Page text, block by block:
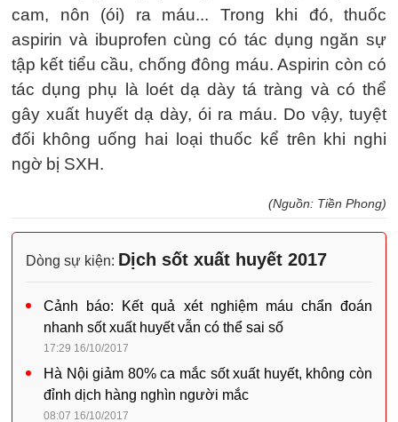
cam, nôn (ói) ra máu... Trong khi đó, thuốc
aspirin và ibuprofen cùng có tác dụng ngăn sự
tập kết tiểu cầu, chống đông máu. Aspirin còn có
tác dụng phụ là loét dạ dày tá tràng và có thể
gây xuất huyết dạ dày, ói ra máu. Do vậy, tuyệt
đối không uống hai loại thuốc kể trên khi nghi
ngờ bị SXH.
(Nguồn: Tiền Phong)
Dòng sự kiện: Dịch sốt xuất huyết 2017
Cảnh báo: Kết quả xét nghiệm máu chẩn đoán
nhanh sốt xuất huyết vẫn có thể sai số
17:29 16/10/2017
Hà Nội giảm 80% ca mắc sốt xuất huyết, không còn
đỉnh dịch hàng nghìn người mắc
08:07 16/10/2017